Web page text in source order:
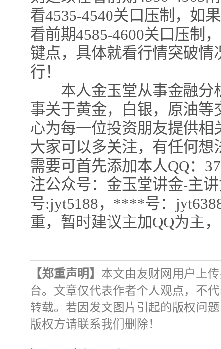
看4535-4540关口压制，如
看前期4585-4600关口压制
键点，具体就看行情突破
行！
本人金玉堂从事金融分
事关于黄金，白银，原油
心为每一位投资朋友提供
大家可以多关注，有任何
需要可首先添加本人QQ：
注公众号：金玉堂讲金-主
号:jyt5188，****号：
重，暂时建议主加QQ为主
【郑重声明】 本文由友财网用户上
台。文章仅代表作者个人观点，不
转载。若因发文图片引起的版权问
版权方请联系我们删除！